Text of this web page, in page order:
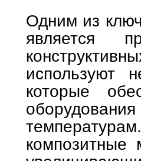
Одним из
является
используют
которые